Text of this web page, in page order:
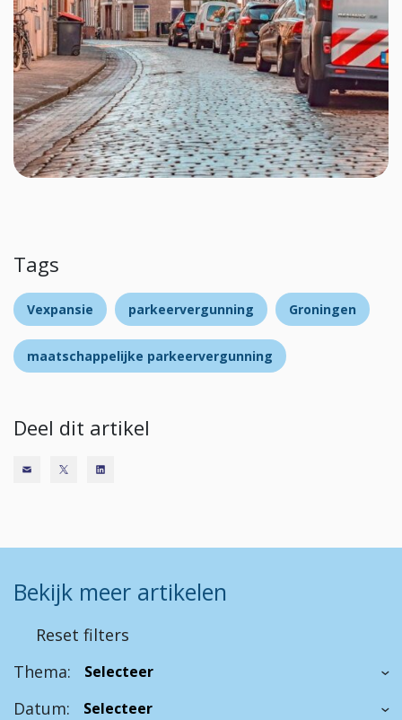
Tags
Vexpansie parkeervergunning Groningen
maatschappelijke parkeervergunning
Deel dit artikel
Bekijk meer artikelen
Reset filters
Thema:
Datum: